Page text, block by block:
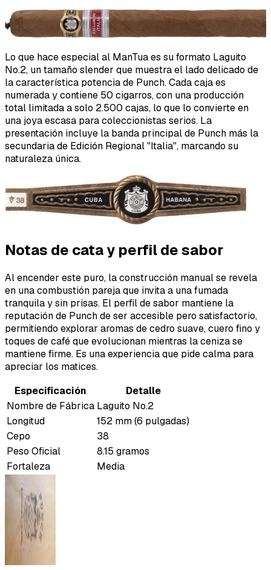
Lo que hace especial al ManTua es su formato Laguito
No.2, un tamaño slender que muestra el lado delicado de
la característica potencia de Punch. Cada caja es
numerada y contiene 50 cigarros, con una producción
total limitada a solo 2.500 cajas, lo que lo convierte en
una joya escasa para coleccionistas serios. La
presentación incluye la banda principal de Punch más la
secundaria de Edición Regional "Italia", marcando su
naturaleza única.
Notas de cata y perfil de sabor
Al encender este puro, la construcción manual se revela
en una combustión pareja que invita a una fumada
tranquila y sin prisas. El perfil de sabor mantiene la
reputación de Punch de ser accesible pero satisfactorio,
permitiendo explorar aromas de cedro suave, cuero fino y
toques de café que evolucionan mientras la ceniza se
mantiene firme. Es una experiencia que pide calma para
apreciar los matices.
Especificación
Detalle
Nombre de Fábrica Laguito No.2
Longitud
152 mm (6 pulgadas)
Cepo
38
Peso Oficial
8.15 gramos
Fortaleza
Media